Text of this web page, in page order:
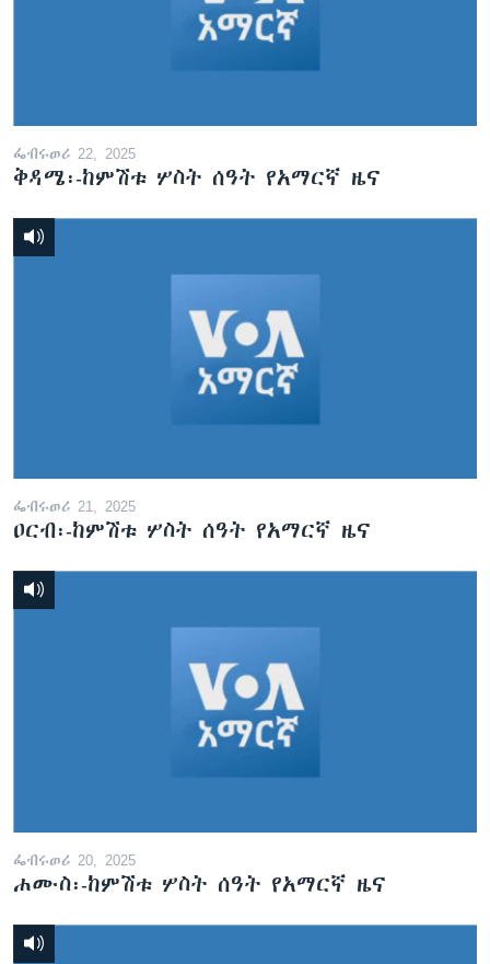
ፌብሩወሪ 22, 2025
ቅዳሜ፡-ከምሽቱ ሦስት ሰዓት የአማርኛ ዜና
ፌብሩወሪ 21, 2025
ዐርብ፡-ከምሽቱ ሦስት ሰዓት የአማርኛ ዜና
ፌብሩወሪ 20, 2025
ሐሙስ፡-ከምሽቱ ሦስት ሰዓት የአማርኛ ዜና